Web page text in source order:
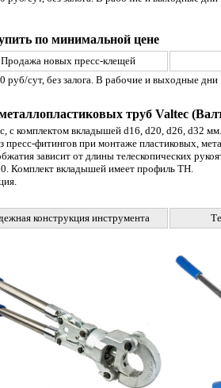
по минимальной цене
Продажа новых пресс-клещей
руб/сут, без залога. В рабочие и выходные дни
труб Valtec
с комплектом вкладышей d16, d20, d26, d32 мм.
пресс-фитингов при монтаже пластиковых,
зависит от длины телескопических
Комплект вкладышей имеет профиль TH.
конструкция инструмента